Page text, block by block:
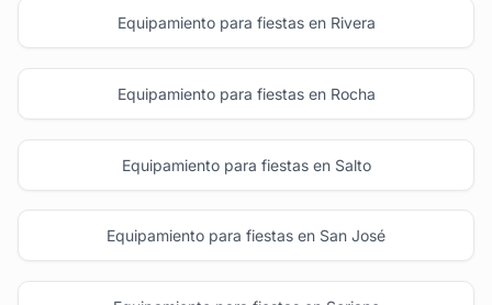
Equipamiento para fiestas en Rivera
Equipamiento para fiestas en Rocha
Equipamiento para fiestas en Salto
Equipamiento para fiestas en San José